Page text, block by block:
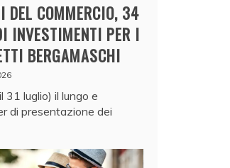
DEL COMMERCIO, 34
INVESTIMENTI PER I
BERGAMASCHI
31 luglio) il lungo e
di presentazione dei